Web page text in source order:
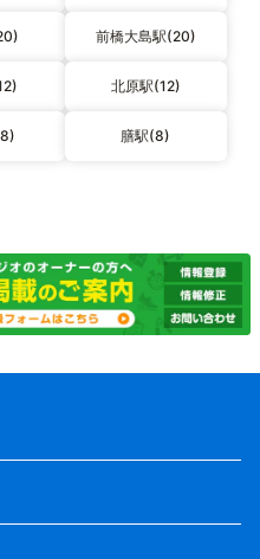
前橋大島駅(20)
北原駅(12)
膳駅(8)